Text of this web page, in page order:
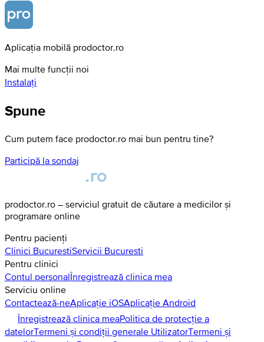
Aplicația mobilă prodoctor.ro
Mai multe funcții noi
Instalați
Spune
Cum putem face prodoctor.ro mai bun pentru tine?
Participă la sondaj
prodoctor.ro – serviciul gratuit de căutare a medicilor și
programare online
Pentru pacienți
Clinici BucurestiServicii Bucuresti
Pentru clinici
Contul personalÎnregistrează clinica mea
Serviciu online
Contactează-neAplicație iOSAplicație Android
Înregistrează clinica meaPolitica de protecție a
datelorTermeni și condiții generale UtilizatorTermeni și